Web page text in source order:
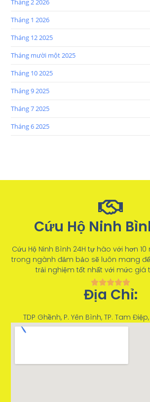
Tháng 2 2026
Tháng 1 2026
Tháng 12 2025
Tháng mười một 2025
Tháng 10 2025
Tháng 9 2025
Tháng 7 2025
Tháng 6 2025
Cứu Hộ Ninh
Cứu Hộ Ninh Bình 24H tự hào với hơn
trong ngành đảm bảo sẽ luôn mang
trải nghiệm tốt nhất với mức giá
Địa Chỉ:
TDP Ghềnh, P. Yên Bình, TP. Tam